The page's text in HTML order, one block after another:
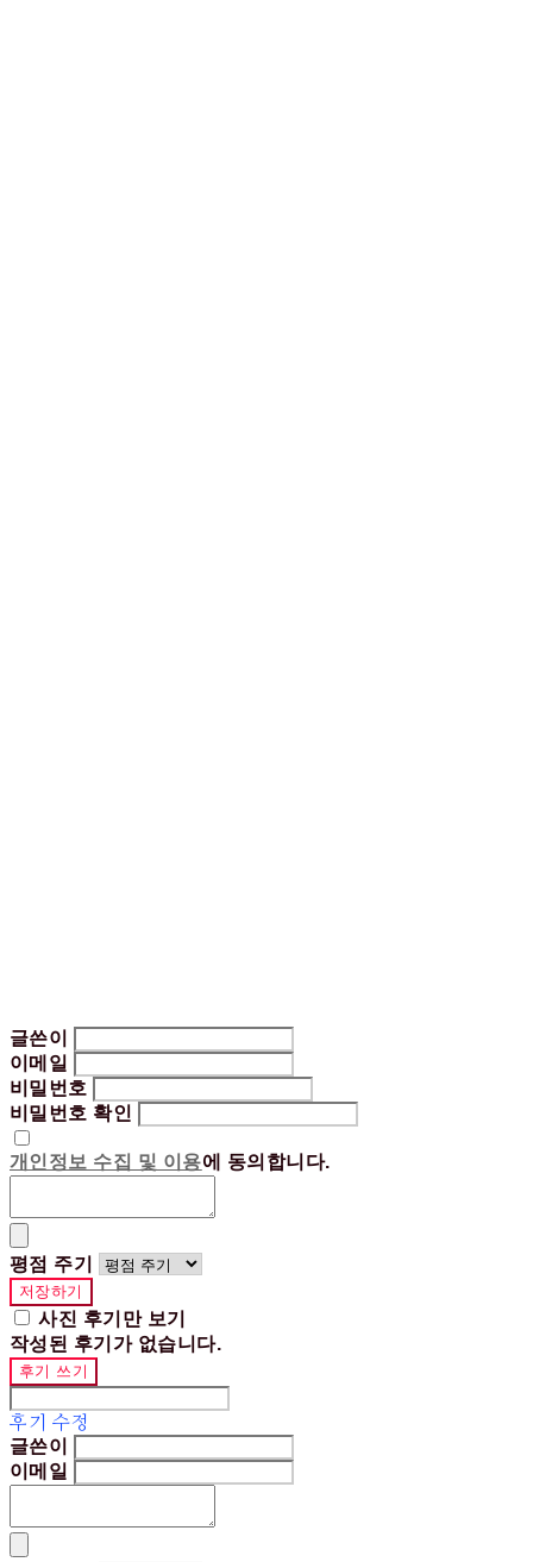
글쓴이
이메일
비밀번호
비밀번호 확인
개인정보 수집 및 이용에 동의합니다.
평점 주기
저장하기
사진 후기만 보기
작성된 후기가 없습니다.
후기 쓰기
후기 수정
글쓴이
이메일